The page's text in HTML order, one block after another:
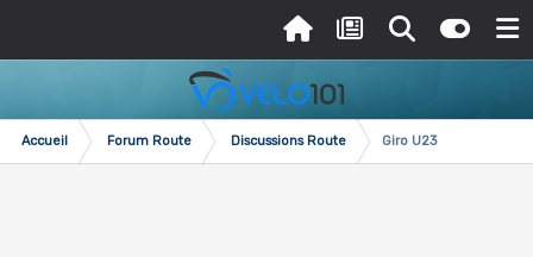
Accueil Forum Route Discussions Route Giro U23